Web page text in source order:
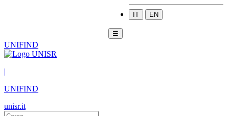
IT EN
☰
UNIFIND
|
UNIFIND
unisr.it